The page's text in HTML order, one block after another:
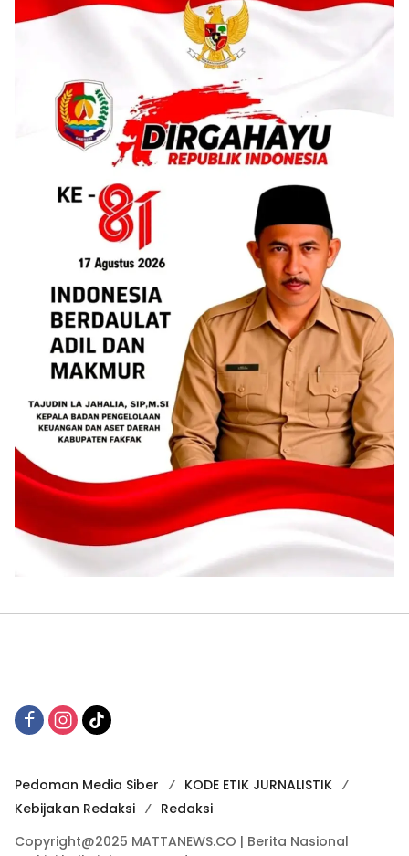
Pedoman Media Siber
KODE ETIK JURNALISTIK
Kebijakan Redaksi
Redaksi
Copyright@2025 MATTANEWS.CO | Berita Nasional